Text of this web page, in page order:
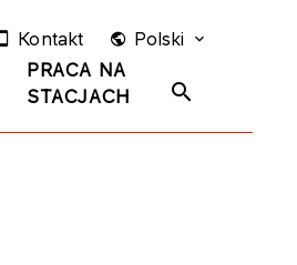
PRACA NA
STACJACH
Kontakt Polski